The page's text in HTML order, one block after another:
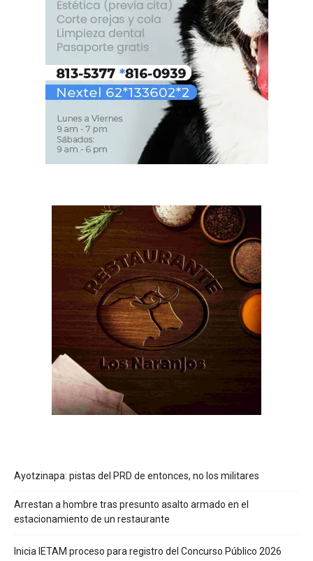
Ayotzinapa: pistas del PRD de entonces, no los militares
Arrestan a hombre tras presunto asalto armado en el
estacionamiento de un restaurante
Inicia IETAM proceso para registro del Concurso Público 2026